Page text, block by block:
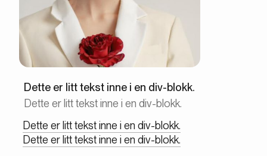
Dette er litt tekst inne i en div-blokk.
Dette er litt tekst inne i en div-blokk.
Dette er litt tekst inne i en div-blokk.
Dette er litt tekst inne i en div-blokk.